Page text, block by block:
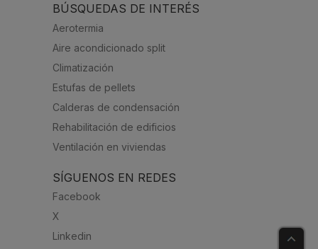
BÚSQUEDAS DE INTERÉS
Aerotermia
Aire acondicionado split
Climatización
Estufas de pellets
Calderas de condensación
Rehabilitación de edificios
Ventilación en viviendas
SÍGUENOS EN REDES
Facebook
X
Linkedin